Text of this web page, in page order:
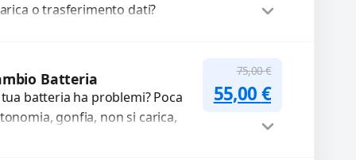
o trasferimento dati?
danneggiati,...
Batteria
tua batteria ha problemi? Poca
gonfia, non si carica,
75,00€
Il prezzo
55,00€Il prezzo